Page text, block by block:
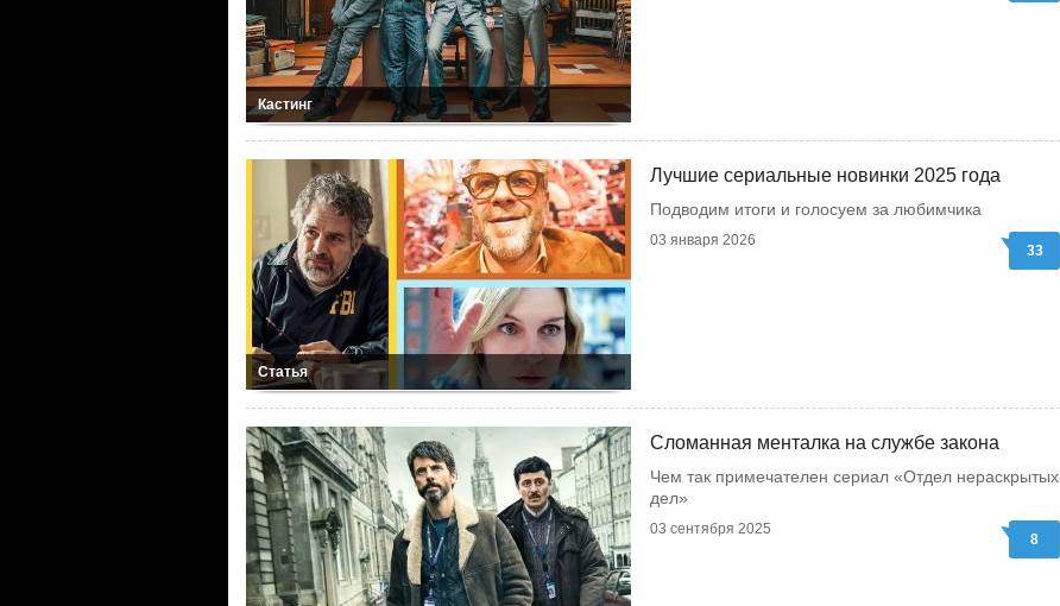
Кастинг
Статья
Лучшие сериальные новинки 2025 года
Подводим итоги и голосуем за любимчика
03 января 2026
33
Сломанная менталка на службе закона
Чем так примечателен сериал «Отдел нераскрытых
дел»
03 сентября 2025
8